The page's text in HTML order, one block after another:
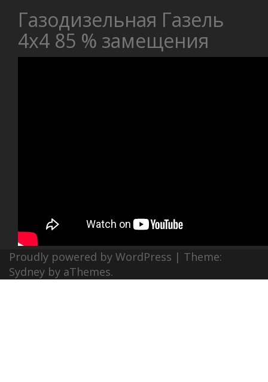
Газодизельная Газель
4х4 85 % замещения
Proudly powered by WordPress | Theme:
Sydney by aThemes.